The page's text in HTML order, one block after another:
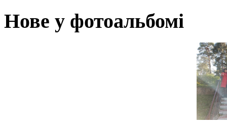
Нове у фотоальбомі